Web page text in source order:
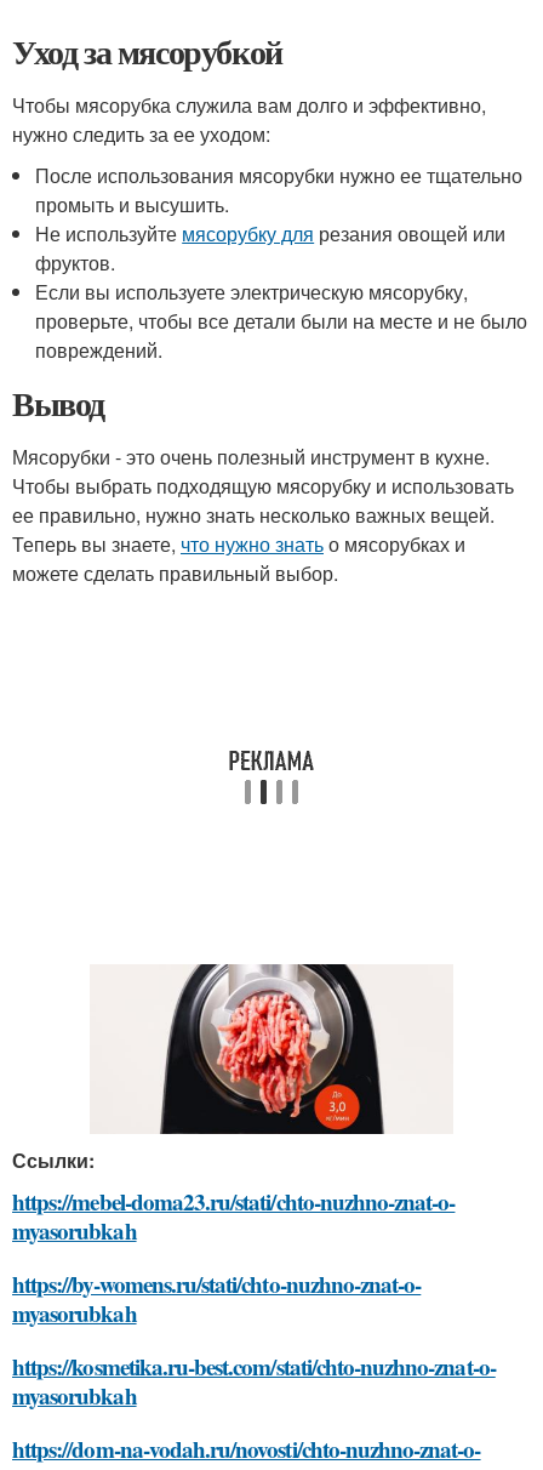
Уход за мясорубкой
Чтобы мясорубка служила вам долго и эффективно,
нужно следить за ее уходом:
После использования мясорубки нужно ее тщательно
промыть и высушить.
Не используйте мясорубку для резания овощей или
фруктов.
Если вы используете электрическую мясорубку,
проверьте, чтобы все детали были на месте и не было
повреждений.
Вывод
Мясорубки - это очень полезный инструмент в кухне.
Чтобы выбрать подходящую мясорубку и использовать
ее правильно, нужно знать несколько важных вещей.
Теперь вы знаете, что нужно знатьо мясорубках и
можете сделать правильный выбор.
Ссылки:
https://mebel-doma23.ru/stati/chto-nuzhno-znat-o-
myasorubkah
https://by-womens.ru/stati/chto-nuzhno-znat-o-
myasorubkah
https://kosmetika.ru-best.com/stati/chto-nuzhno-znat-o-
myasorubkah
https://dom-na-vodah.ru/novosti/chto-nuzhno-znat-o-